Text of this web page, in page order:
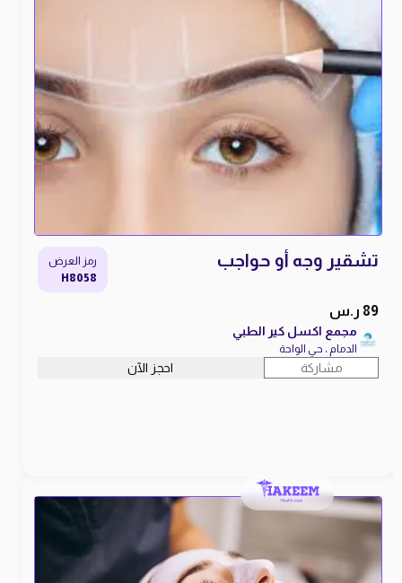
تشقير وجه أو حواجب
89 ر.س
رمز العرض
H8058
مجمع اكسل كير الطبي
الدمام ، حي الواحة
مشاركة احجز الآن